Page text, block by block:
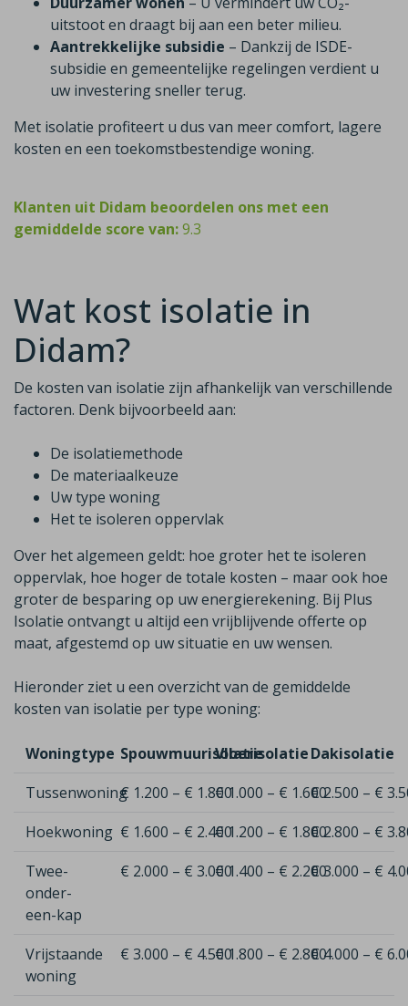
uitstoot en draagt bij aan een beter milieu.
Aantrekkelijke subsidie – Dankzij de ISDE-
subsidie en gemeentelijke regelingen verdient u
uw investering sneller terug.
Met isolatie profiteert u dus van meer comfort, lagere
kosten en een toekomstbestendige woning.
Klanten uit Didam beoordelen ons met een
gemiddelde score van:9.3
Wat kost isolatie in
Didam?
De kosten van isolatie zijn afhankelijk van verschillende
factoren. Denk bijvoorbeeld aan:
De isolatiemethode
De materiaalkeuze
Uw type woning
Het te isoleren oppervlak
Over het algemeen geldt: hoe groter het te isoleren
oppervlak, hoe hoger de totale kosten – maar ook hoe
groter de besparing op uw energierekening. Bij Plus
Isolatie ontvangt u altijd een vrijblijvende offerte op
maat, afgestemd op uw situatie en uw wensen.
Hieronder ziet u een overzicht van de gemiddelde
kosten van isolatie per type woning:
Woningtype SpouwmuurisolatieVloerisolatieDakisolatie
Tussenwoning€ 1.200 – € 1.800€ 1.000 – € 1.600€ 2.500 – €
Hoekwoning € 1.600 – € 2.400€ 1.200 – € 1.800€ 2.800 – €
Twee-
onder-
een-kap
€ 2.000 – € 3.000€ 1.400 – € 2.200€ 3.000 – €
Vrijstaande
woning
€ 3.000 – € 4.500€ 1.800 – € 2.800€ 4.000 – €